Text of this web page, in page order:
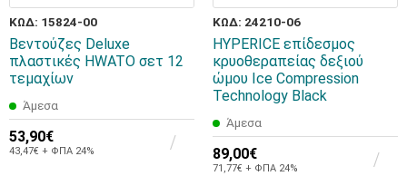
ΚΩΔ: 15824-00
Βεντούζες Deluxe
πλαστικές HWATO σετ 12
τεμαχίων
Άμεσα
53,90€
43,47€ + ΦΠΑ 24%
ΚΩΔ: 24210-06
HYPERICE επίδεσμος
κρυοθεραπείας δεξιού
ώμου Ice Compression
Technology Black
Άμεσα
89,00€
71,77€ + ΦΠΑ 24%